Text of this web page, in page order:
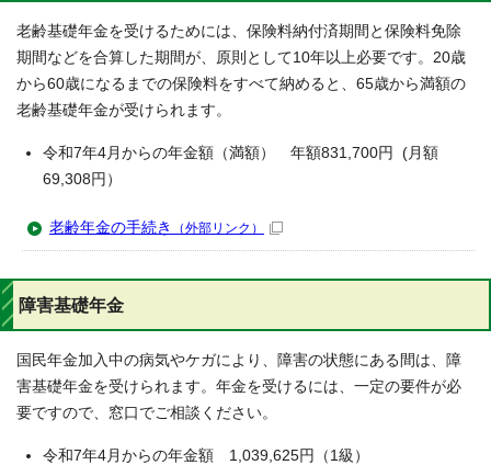
老齢基礎年金を受けるためには、保険料納付済期間と保険料免除
期間などを合算した期間が、原則として10年以上必要です。20歳
から60歳になるまでの保険料をすべて納めると、65歳から満額の
老齢基礎年金が受けられます。
令和7年4月からの年金額（満額） 年額831,700円 (月額
69,308円）
老齢年金の手続き （外部リンク）
障害基礎年金
国民年金加入中の病気やケガにより、障害の状態にある間は、障
害基礎年金を受けられます。年金を受けるには、一定の要件が必
要ですので、窓口でご相談ください。
令和7年4月からの年金額 1,039,625円（1級）